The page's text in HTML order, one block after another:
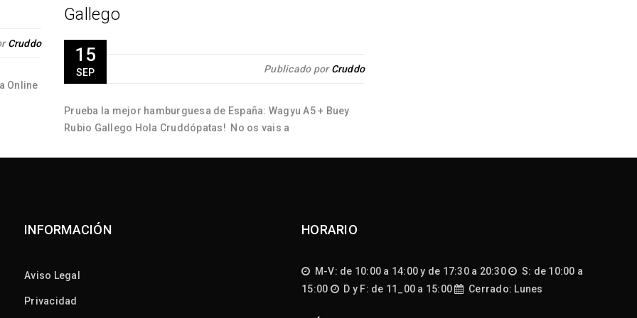
Cruddo
Online
Gallego
15
SEP Publicado porCruddo
Prueba la mejor hamburguesa de España: Wagyu A5 + Buey
Rubio Gallego Hola Cruddópatas! No os vais a
INFORMACIÓN
Aviso Legal
Privacidad
HORARIO
M-V: de 10:00 a 14:00 y de 17:30 a 20:30
S: de 10:00 a
15:00
D y F: de 11_00 a 15:00 Cerrado: Lunes